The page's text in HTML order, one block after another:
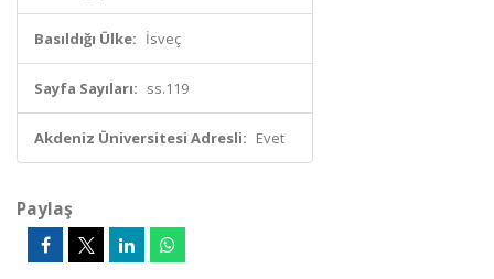
Basıldığı Ülke: İsveç
Sayfa Sayıları: ss.119
Akdeniz Üniversitesi Adresli: Evet
Paylaş